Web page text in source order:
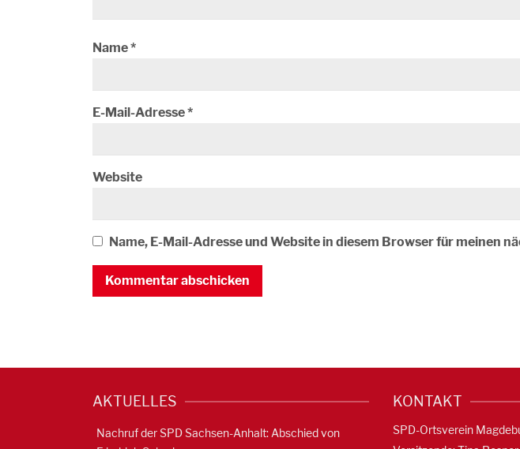
Name*
E-Mail-Adresse*
Website
Name, E-Mail-Adresse und Website in diesem Browser für meinen
AKTUELLES
Nachruf der SPD Sachsen-Anhalt: Abschied von
KONTAKT
SPD-Ortsverein